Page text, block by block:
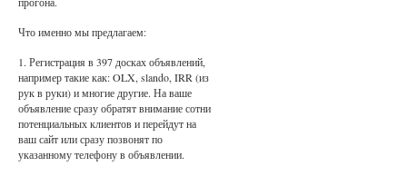
Что именно мы предлагаем:
1. Регистрация в 397 досках объявлений,
например такие как: OLX, slando, IRR (из
рук в руки) и многие другие. На ваше
объявление сразу обратят внимание сотни
потенциальных клиентов и перейдут на
ваш сайт или сразу позвонят по
указанному телефону в объявлении.